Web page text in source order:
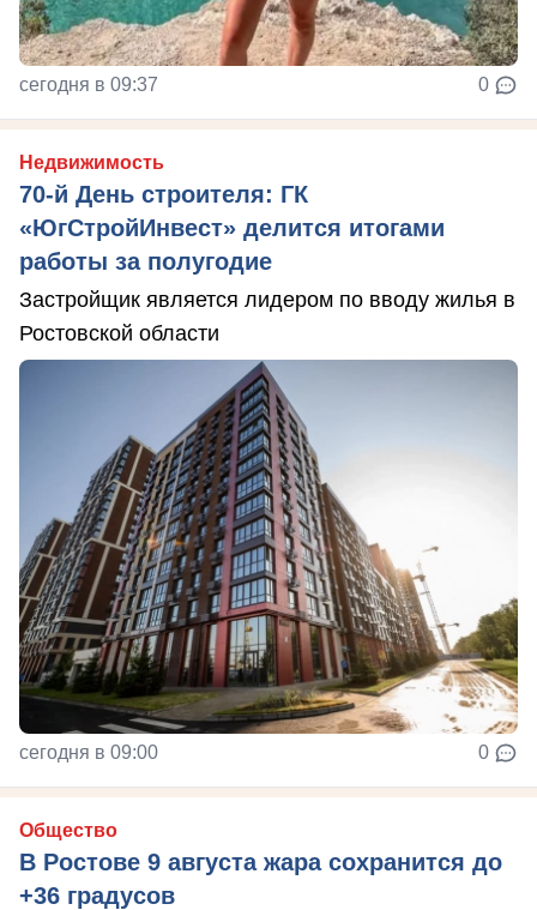
сегодня в 09:37 0
Недвижимость
70-й День строителя: ГК
«ЮгСтройИнвест» делится итогами
работы за полугодие
Застройщик является лидером по вводу жилья в
Ростовской области
сегодня в 09:00 0
Общество
В Ростове 9 августа жара сохранится до
+36 градусов